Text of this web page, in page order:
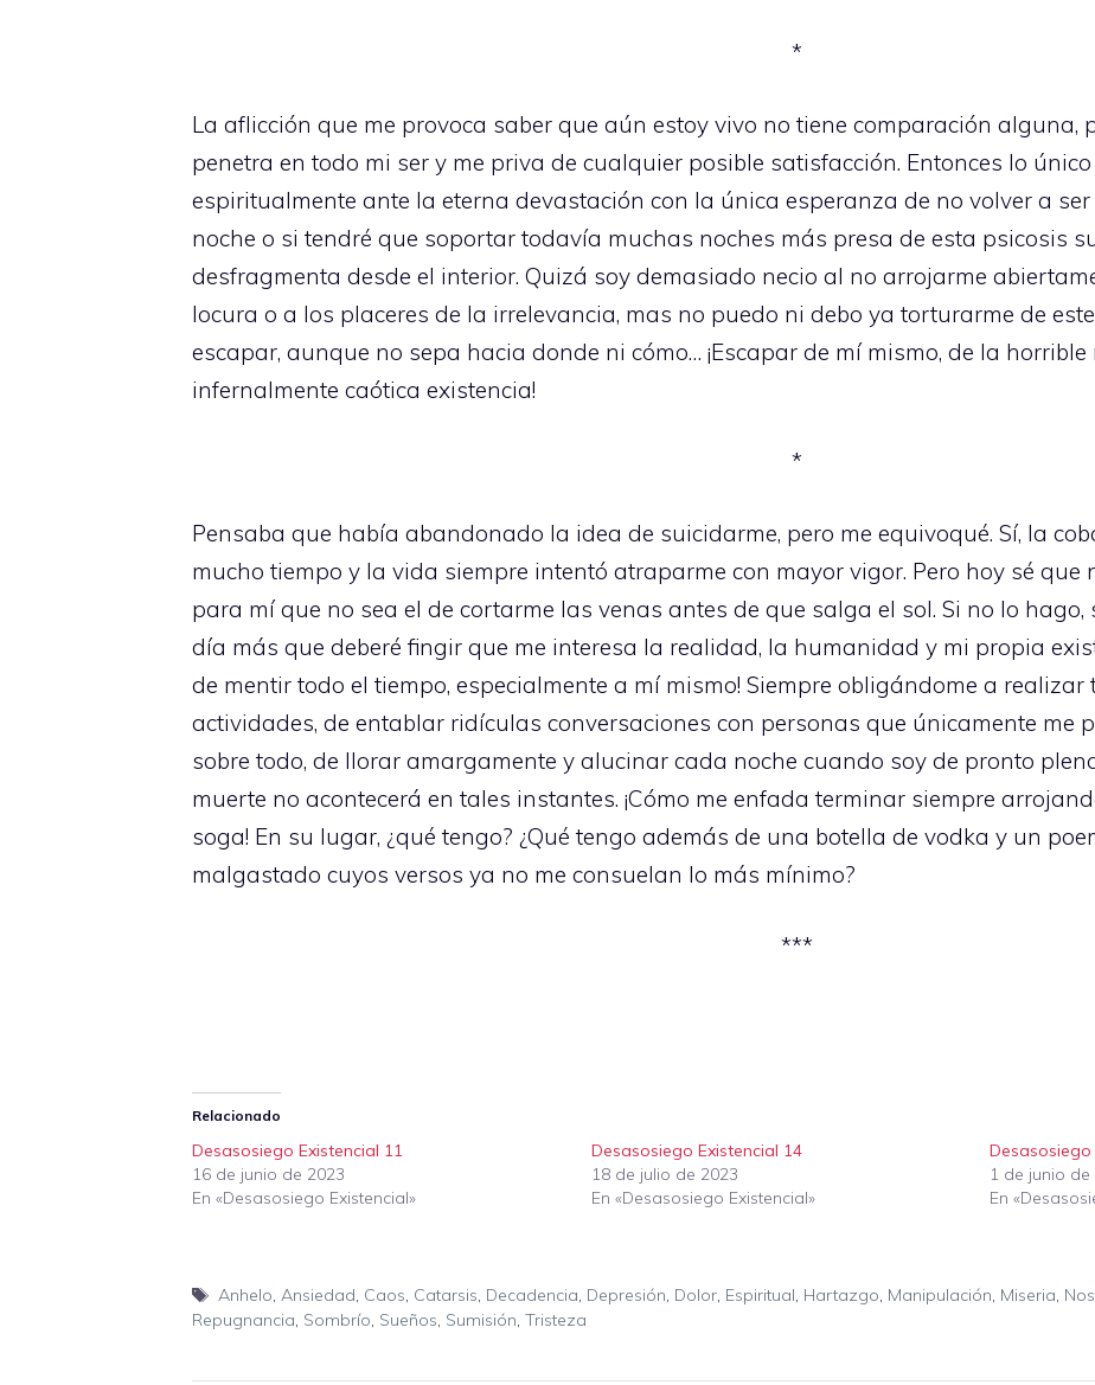
*
La aflicción que me provoca saber que aún estoy vivo no tiene comparación alguna,
penetra en todo mi ser y me priva de cualquier posible satisfacción. Entonces lo
espiritualmente ante la eterna devastación con la única esperanza de no volver a ser
noche o si tendré que soportar todavía muchas noches más presa de esta psicosis
desfragmenta desde el interior. Quizá soy demasiado necio al no arrojarme
locura o a los placeres de la irrelevancia, mas no puedo ni debo ya torturarme de
escapar, aunque no sepa hacia donde ni cómo… ¡Escapar de mí mismo, de la
infernalmente caótica existencia!
*
Pensaba que había abandonado la idea de suicidarme, pero me equivoqué. Sí, la
mucho tiempo y la vida siempre intentó atraparme con mayor vigor. Pero hoy sé
para mí que no sea el de cortarme las venas antes de que salga el sol. Si no lo hago,
día más que deberé fingir que me interesa la realidad, la humanidad y mi propia
de mentir todo el tiempo, especialmente a mí mismo! Siempre obligándome a
actividades, de entablar ridículas conversaciones con personas que únicamente me
sobre todo, de llorar amargamente y alucinar cada noche cuando soy de pronto
muerte no acontecerá en tales instantes. ¡Cómo me enfada terminar siempre
soga! En su lugar, ¿qué tengo? ¿Qué tengo además de una botella de vodka y un
malgastado cuyos versos ya no me consuelan lo más mínimo?
***
Relacionado
Desasosiego Existencial 11
16 de junio de 2023
En «Desasosiego Existencial»
Desasosiego Existencial 14
18 de julio de 2023
En «Desasosiego Existencial»
Desasosiego
1 de junio de
En
Etiquetas
Anhelo, Ansiedad, Caos, Catarsis, Decadencia, Depresión, Dolor, Espiritual, Hartazgo, Manipulación, Miseria,
Repugnancia, Sombrío, Sueños, Sumisión, Tristeza